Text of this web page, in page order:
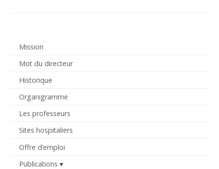
Mission
Mot du directeur
Historique
Organigramme
Les professeurs
Sites hospitaliers
Offre d’emploi
Publications